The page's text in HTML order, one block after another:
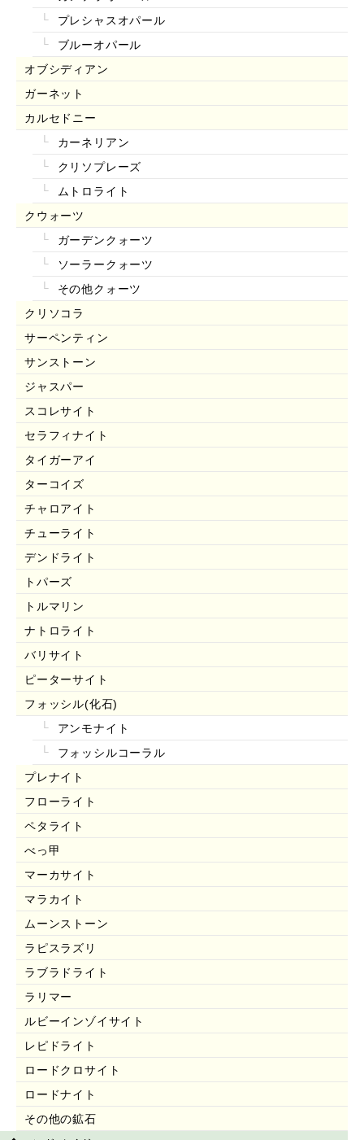
プレシャスオパール
ブルーオパール
オブシディアン
ガーネット
カルセドニー
カーネリアン
クリソプレーズ
ムトロライト
クウォーツ
ガーデンクォーツ
ソーラークォーツ
その他クォーツ
クリソコラ
サーペンティン
サンストーン
ジャスパー
スコレサイト
セラフィナイト
タイガーアイ
ターコイズ
チャロアイト
チューライト
デンドライト
トパーズ
トルマリン
ナトロライト
バリサイト
ピーターサイト
フォッシル(化石)
アンモナイト
フォッシルコーラル
プレナイト
フローライト
ペタライト
べっ甲
マーカサイト
マラカイト
ムーンストーン
ラピスラズリ
ラブラドライト
ラリマー
ルビーインゾイサイト
レピドライト
ロードクロサイト
ロードナイト
その他の鉱石